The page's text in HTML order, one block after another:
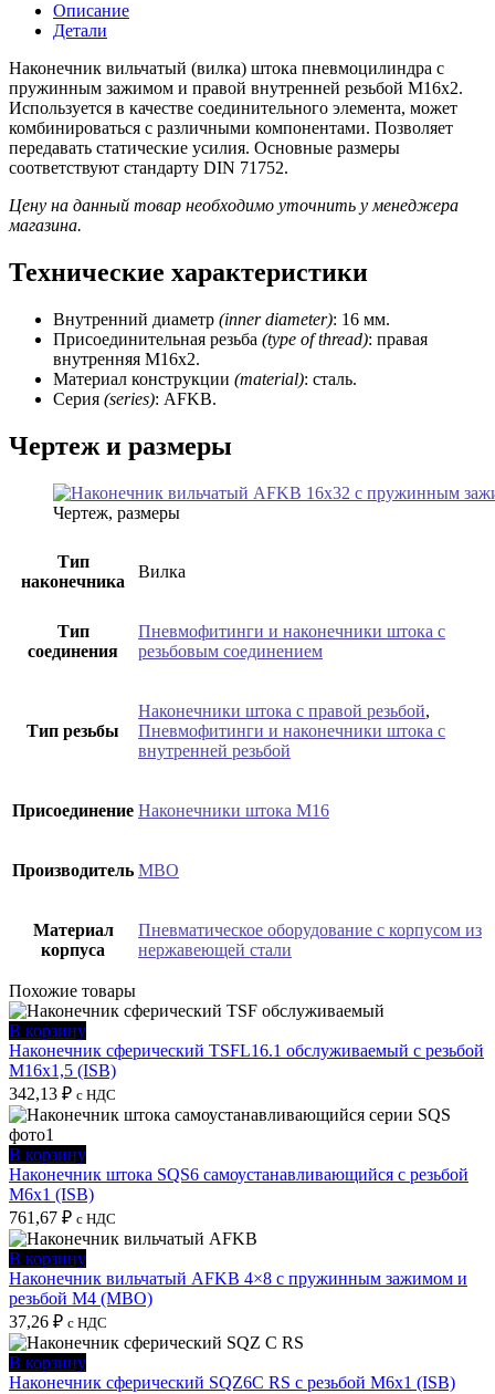
пружинным
зажимом
и
резьбой
M16x2
(MBO)
Описание
Детали
Наконечник вильчатый (вилка) штока пневмоцилиндра с
пружинным зажимом и правой внутренней резьбой M16х2.
Используется в качестве соединительного элемента, может
комбинироваться с различными компонентами. Позволяет
передавать статические усилия. Основные размеры
соответствуют стандарту DIN 71752.
Цену на данный товар необходимо уточнить у менеджера
магазина.
Технические характеристики
Внутренний диаметр (inner diameter): 16 мм.
Присоединительная резьба (type of thread): правая
внутренняя М16х2.
Материал конструкции (material): сталь.
Серия (series): AFKB.
Чертеж и размеры
Чертеж, размеры
Тип
наконечника
Вилка
Тип
соединения
Пневмофитинги и наконечники штока с
резьбовым соединением
Тип резьбы
Наконечники штока с правой резьбой,
Пневмофитинги и наконечники штока с
внутренней резьбой
Присоединение Наконечники штока М16
Производитель MBO
Материал
корпуса
Пневматическое оборудование с корпусом из
нержавеющей стали
Похожие товары
В корзину
Наконечник сферический TSFL16.1 обслуживаемый с резьбой
M16х1,5 (ISB)
342,13 ₽ с НДС
В корзину
Наконечник штока SQS6 самоустанавливающийся с резьбой
M6x1 (ISB)
761,67 ₽ с НДС
В корзину
Наконечник вильчатый AFKB 4×8 с пружинным зажимом и
резьбой M4 (MBO)
37,26 ₽ с НДС
В корзину
Наконечник сферический SQZ6C RS с резьбой M6х1 (ISB)